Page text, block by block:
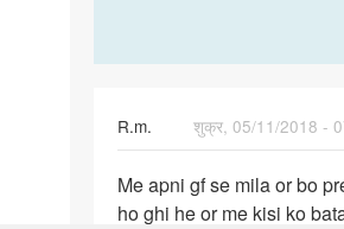
R.m.
शुक्र, 05/11/2018 -
Me
apni
Me apni gf se mila or bo
ho ghi he or me kisi ko